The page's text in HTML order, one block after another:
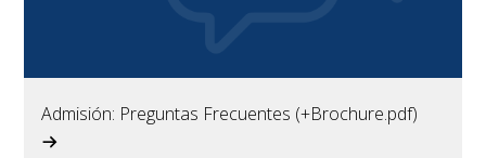
Admisión: Preguntas Frecuentes (+Brochure.pdf)